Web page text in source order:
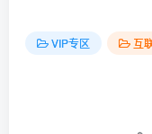
VIP专区 互